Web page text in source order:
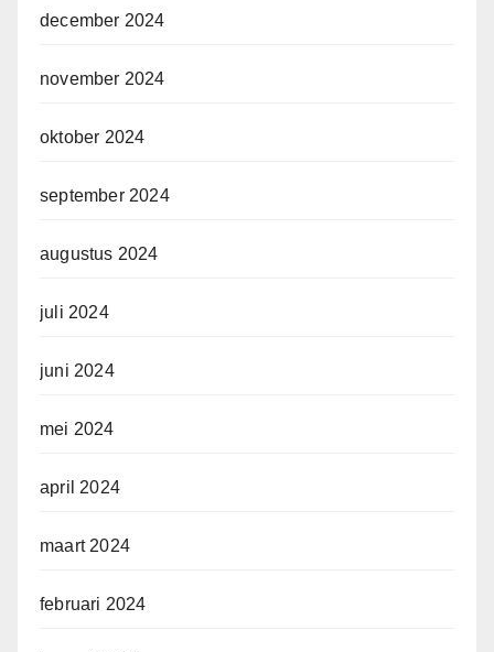
december 2024
november 2024
oktober 2024
september 2024
augustus 2024
juli 2024
juni 2024
mei 2024
april 2024
maart 2024
februari 2024